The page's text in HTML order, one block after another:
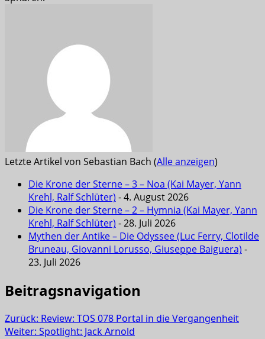
Letzte Artikel von Sebastian Bach (Alle anzeigen)
Die Krone der Sterne – 3 – Noa (Kai Mayer, Yann
Krehl, Ralf Schlüter) - 4. August 2026
Die Krone der Sterne – 2 – Hymnia (Kai Mayer, Yann
Krehl, Ralf Schlüter) - 28. Juli 2026
Mythen der Antike – Die Odyssee (Luc Ferry, Clotilde
Bruneau, Giovanni Lorusso, Giuseppe Baiguera) -
23. Juli 2026
Beitragsnavigation
Zurück: Review: TOS 078 Portal in die Vergangenheit
Weiter: Spotlight: Jack Arnold